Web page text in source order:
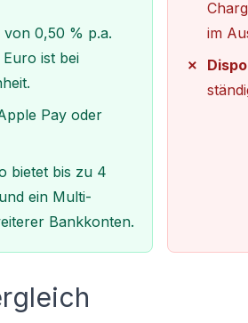
von 0,50 % p.a.
ist bei
Pay oder
bietet bis zu 4
ein Multi-
Bankkonten.
im